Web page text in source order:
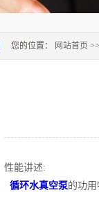
您的位置： 网站首页
性能讲述:
循环水真空泵的功